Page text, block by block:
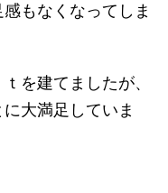
もなくなってしま
を建てましたが、
大満足していま